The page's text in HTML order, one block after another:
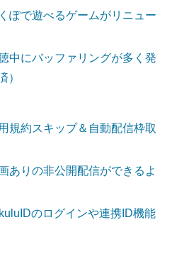
ぽで遊べるゲームがリニュー
中にバッファリングが多く発
）
規約スキップ＆自動配信枠取
ありの非公開配信ができるよ
のログインや連携ID機能